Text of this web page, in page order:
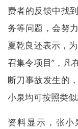
费者的反馈中找
务等问题，会努
夏乾良还表示，
召集令项目”，凡
断刀事故发生的
小泉均可按照类
资料显示，张